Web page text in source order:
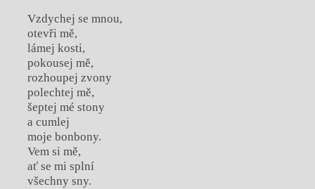
Vzdychej se mnou,
otevři mě,
lámej kosti,
pokousej mě,
rozhoupej zvony
polechtej mě,
šeptej mé stony
a cumlej
moje bonbony.
Vem si mě,
ať se mi splní
všechny sny.